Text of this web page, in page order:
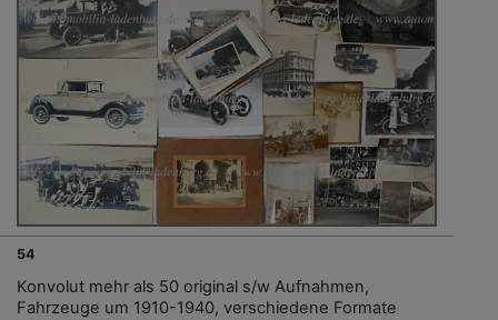
54
Konvolut mehr als 50 original s/w Aufnahmen,
Fahrzeuge um 1910-1940, verschiedene Formate